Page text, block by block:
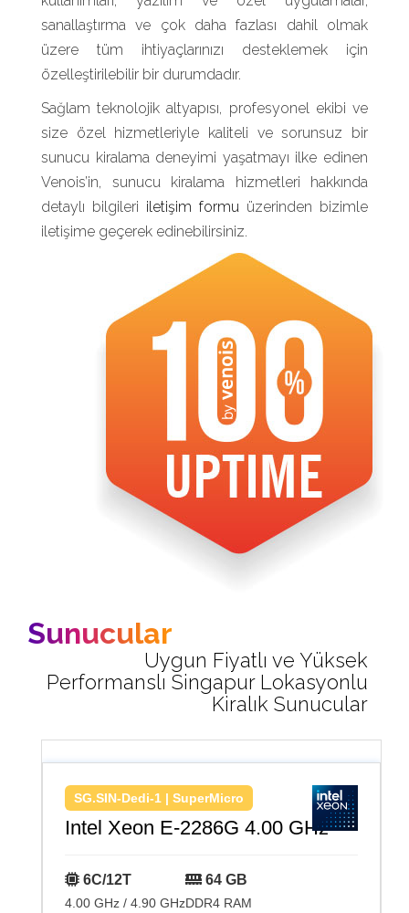
sanallaştırma ve çok daha fazlası dahil olmak
üzere tüm ihtiyaçlarınızı desteklemek için
özelleştirilebilir bir durumdadır.
Sağlam teknolojik altyapısı, profesyonel ekibi ve
size özel hizmetleriyle kaliteli ve sorunsuz bir
sunucu kiralama deneyimi yaşatmayı ilke edinen
Venois’in, sunucu kiralama hizmetleri hakkında
detaylı bilgileri iletişim formu üzerinden bizimle
iletişime geçerek edinebilirsiniz.
Sunucular
Uygun Fiyatlı ve Yüksek
Performanslı Singapur Lokasyonlu
Kiralık Sunucular
SG.SIN-Dedi-1 | SuperMicro
Intel Xeon E-2286G 4.00 GHz
6C/12T
4.00 GHz / 4.90 GHz
64 GB
DDR4 RAM